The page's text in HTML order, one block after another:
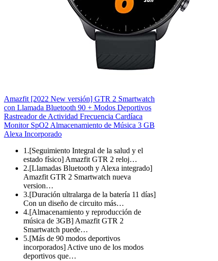
Amazfit [2022 New versión] GTR 2 Smartwatch
con Llamada Bluetooth 90 + Modos Deportivos
Rastreador de Actividad Frecuencia Cardíaca
Monitor SpO2 Almacenamiento de Música 3 GB
Alexa Incorporado
1.[Seguimiento Integral de la salud y el
estado físico] Amazfit GTR 2 reloj…
2.[Llamadas Bluetooth y Alexa integrado]
Amazfit GTR 2 Smartwatch nueva
version…
3.[Duración ultralarga de la batería 11 días]
Con un diseño de circuito más…
4.[Almacenamiento y reproducción de
música de 3GB] Amazfit GTR 2
Smartwatch puede…
5.[Más de 90 modos deportivos
incorporados] Active uno de los modos
deportivos que…